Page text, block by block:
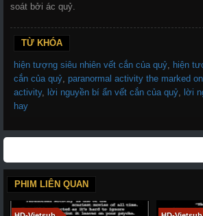
soát bởi ác quỷ.
TỪ KHÓA
hiện tượng siêu nhiên vết cắn của quỷ hiện
cắn của quỷ paranormal activity the marked
activity, lời nguyền bí ẩn vết cắn của quỷ lời
hay
PHIM LIÊN QUAN